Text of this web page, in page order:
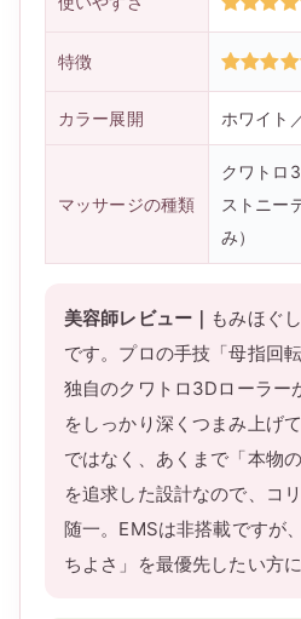
特徴
カラー展開 ホワイト
マッサージの種類
クワトロ
ストニー
み）
美容師レビュー｜ もみほぐ
です。プロの手技「母指回
独自のクワトロ3Dローラー
をしっかり深くつまみ上げ
ではなく、あくまで「本物
を追求した設計なので、コ
随一。EMSは非搭載ですが
ちよさ」を最優先したい方に